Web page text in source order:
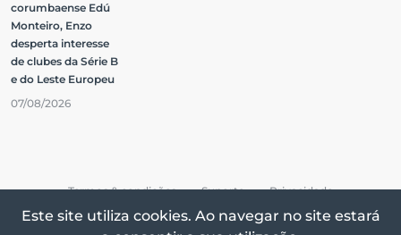
corumbaense Edú
Monteiro, Enzo
desperta interesse
de clubes da Série B
e do Leste Europeu
07/08/2026
Termos & condições Suporte Privacidade
Este site utiliza cookies. Ao navegar no site estará